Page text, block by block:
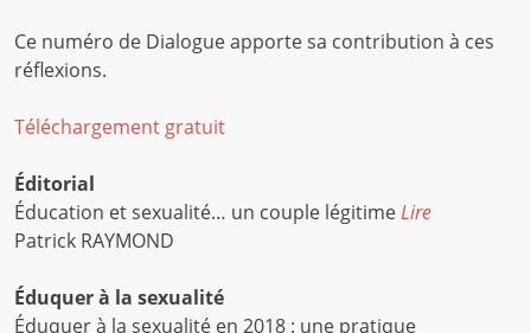
Ce numéro de Dialogue apporte sa contribution à ces
réflexions.
Téléchargement gratuit
Éditorial
Éducation et sexualité… un couple légitimeLire
Patrick RAYMOND
Éduquer à la sexualité
Éduquer à la sexualité en 2018 : une pratique